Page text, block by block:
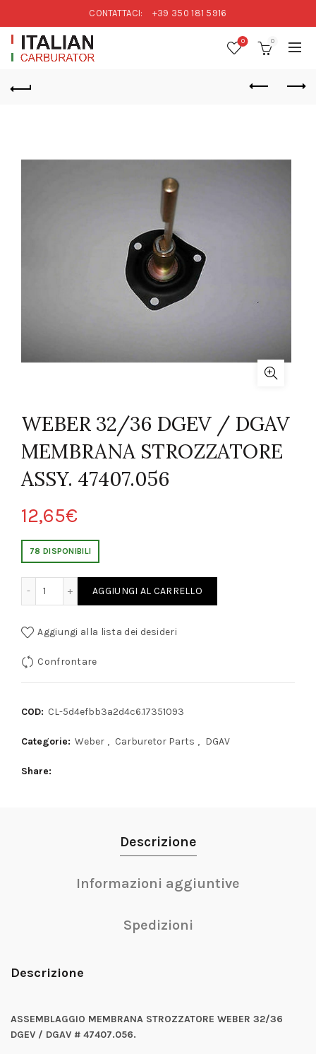
CONTATTACI: +39 350 181 5916
0 0
WEBER 32/36 DGEV / DGAV
MEMBRANA STROZZATORE
ASSY. 47407.056
12,65€
78 DISPONIBILI
AGGIUNGI AL CARRELLO
Aggiungi alla lista dei desideri
Confrontare
COD: CL-5d4efbb3a2d4c6.17351093
Categorie: Weber , Carburetor Parts , DGAV
Share
Descrizione
Informazioni aggiuntive
Spedizioni
Descrizione
ASSEMBLAGGIO MEMBRANA STROZZATORE WEBER 32/36
DGEV / DGAV # 47407.056.